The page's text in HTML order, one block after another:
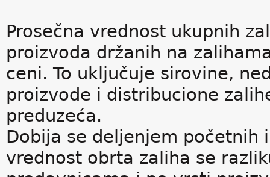
Prosečna vrednost ukupnih
proizvoda držanih na
ceni. To uključuje sirovine,
proizvode i distribucione
preduzeća.
Dobija se deljenjem početnih
vrednost obrta zaliha se